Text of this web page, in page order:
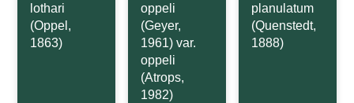
lothari
(Oppel,
1863)
oppeli
(Geyer,
1961) var.
oppeli
(Atrops,
1982)
planulatum
(Quenstedt,
1888)